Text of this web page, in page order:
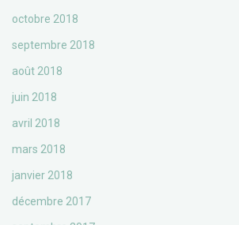
octobre 2018
septembre 2018
août 2018
juin 2018
avril 2018
mars 2018
janvier 2018
décembre 2017